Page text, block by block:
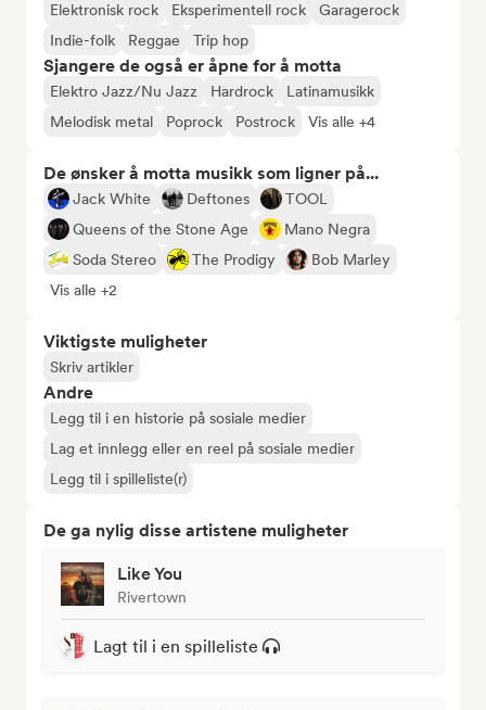
Elektronisk rock Eksperimentell rock
Garagerock
Indie-folk
Reggae Trip hop
Sjangere de også er åpne for å motta
Elektro Jazz/Nu Jazz Hardrock
Latinamusikk
Melodisk metal
Poprock Postrock Vis alle +4
De ønsker å motta musikk som ligner på...
Jack White Deftones
TOOL
Queens of the Stone Age
Mano Negra
Soda Stereo
The Prodigy
Bob Marley
Vis alle +2
Viktigste muligheter
Skriv artikler
Andre
Legg til i en historie på sosiale medier
Lag et innlegg eller en reel på sosiale medier
Legg til i spilleliste(r)
De ga nylig disse artistene muligheter
Like You
Rivertown
Lagt til i en spilleliste